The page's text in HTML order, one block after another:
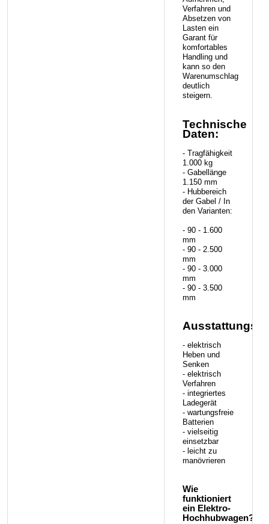
Verfahren und
Absetzen von
Lasten ein
Garant für
komfortables
Handling und
kann so den
Warenumschlag
deutlich
steigern.
Technische
Daten:
- Tragfähigkeit
1.000 kg
- Gabellänge
1.150 mm
- Hubbereich
der Gabel / In
den Varianten:
- 90 - 1.600
mm
- 90 - 2.500
mm
- 90 - 3.000
mm
- 90 - 3.500
mm
- elektrisch
Heben und
Senken
- elektrisch
Verfahren
- integriertes
Ladegerät
- wartungsfreie
Batterien
- vielseitig
einsetzbar
- leicht zu
manövrieren
Wie
funktioniert
ein Elektro-
Hochhubwagen?